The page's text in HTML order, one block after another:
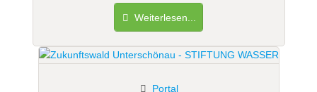
Weiterlesen...
Portal